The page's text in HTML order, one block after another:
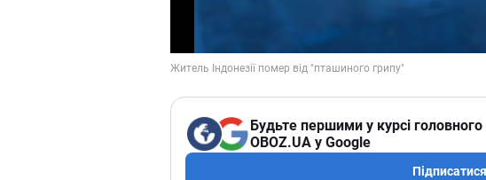
Будьте першими у курсі
OBOZ.UA у Google
Підписатися